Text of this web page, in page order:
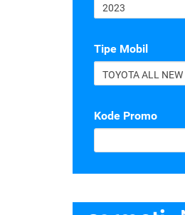
2023
Tipe Mobil
Kode Promo